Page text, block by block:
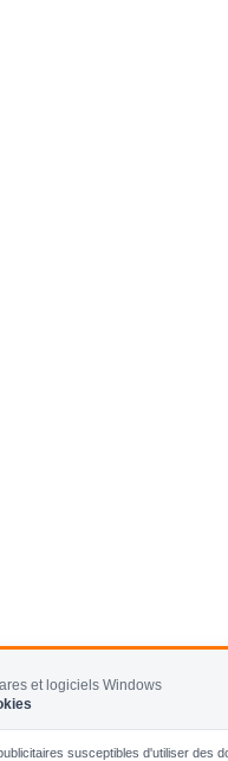
et logiciels Windows
susceptibles d'utiliser